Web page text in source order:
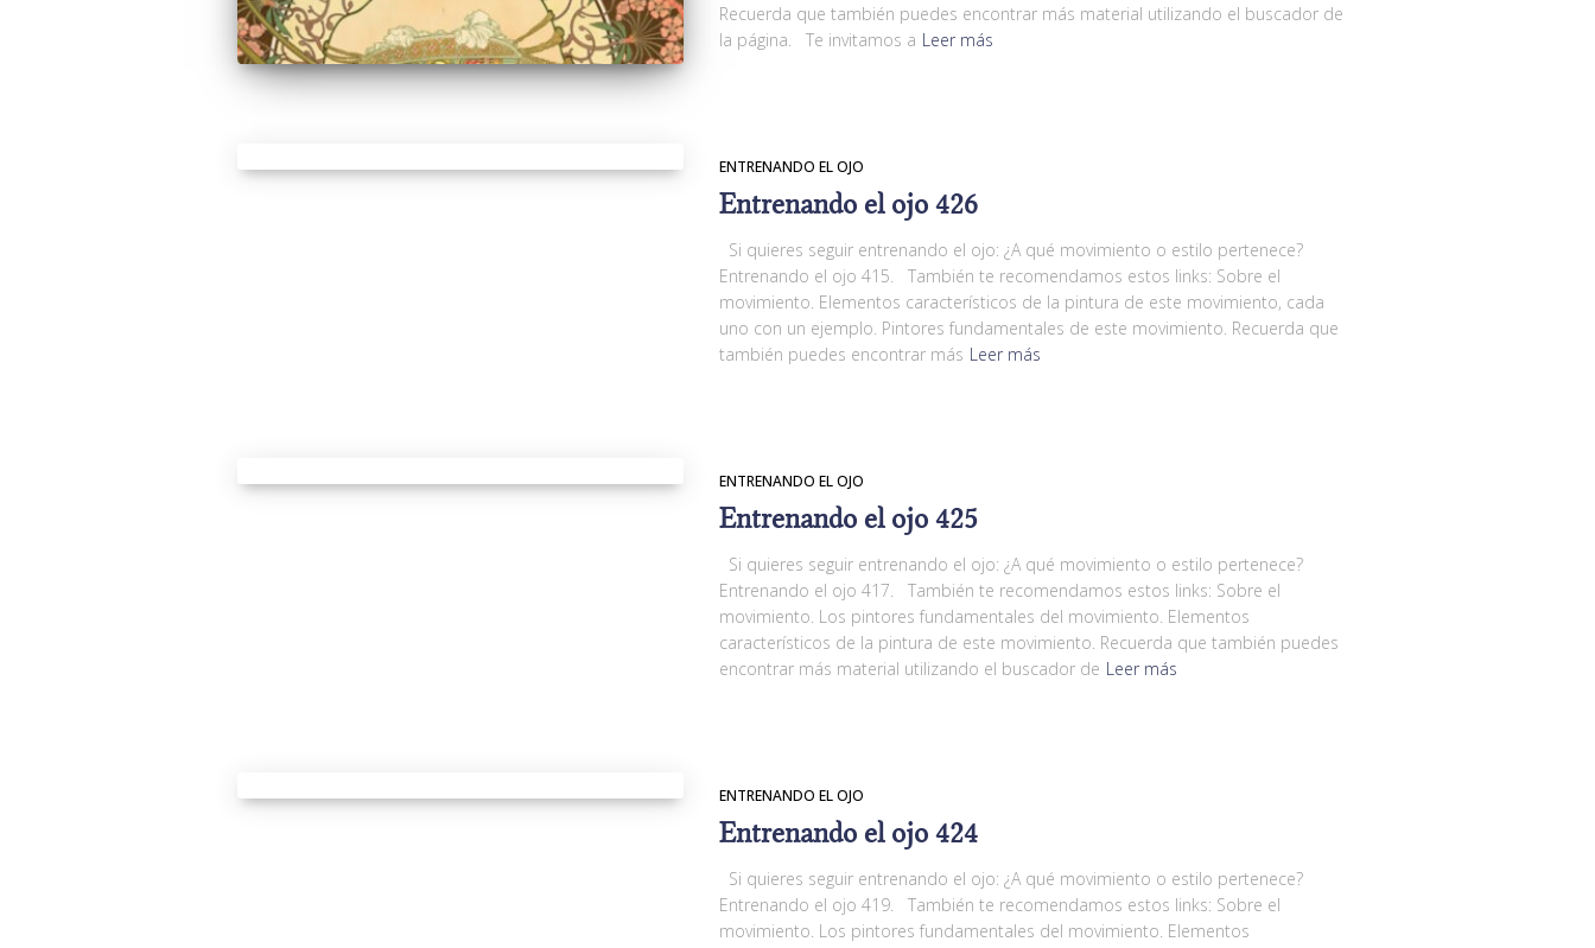
Recuerda que también puedes encontrar más material utilizando el buscador de
la página. Te invitamos a Leer más
ENTRENANDO EL OJO
Entrenando el ojo 426
Si quieres seguir entrenando el ojo: ¿A qué movimiento o estilo pertenece?
Entrenando el ojo 415. También te recomendamos estos links: Sobre el
movimiento. Elementos característicos de la pintura de este movimiento, cada
uno con un ejemplo. Pintores fundamentales de este movimiento. Recuerda que
también puedes encontrar más Leer más
ENTRENANDO EL OJO
Entrenando el ojo 425
Si quieres seguir entrenando el ojo: ¿A qué movimiento o estilo pertenece?
Entrenando el ojo 417. También te recomendamos estos links: Sobre el
movimiento. Los pintores fundamentales del movimiento. Elementos
característicos de la pintura de este movimiento. Recuerda que también puedes
encontrar más material utilizando el buscador de Leer más
ENTRENANDO EL OJO
Entrenando el ojo 424
Si quieres seguir entrenando el ojo: ¿A qué movimiento o estilo pertenece?
Entrenando el ojo 419. También te recomendamos estos links: Sobre el
movimiento. Los pintores fundamentales del movimiento. Elementos